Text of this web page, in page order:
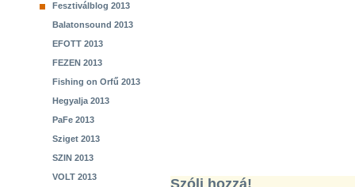
Fesztiválblog 2013
Balatonsound 2013
EFOTT 2013
FEZEN 2013
Fishing on Orfű 2013
Hegyalja 2013
PaFe 2013
Sziget 2013
SZIN 2013
VOLT 2013
Szólj hozzá!